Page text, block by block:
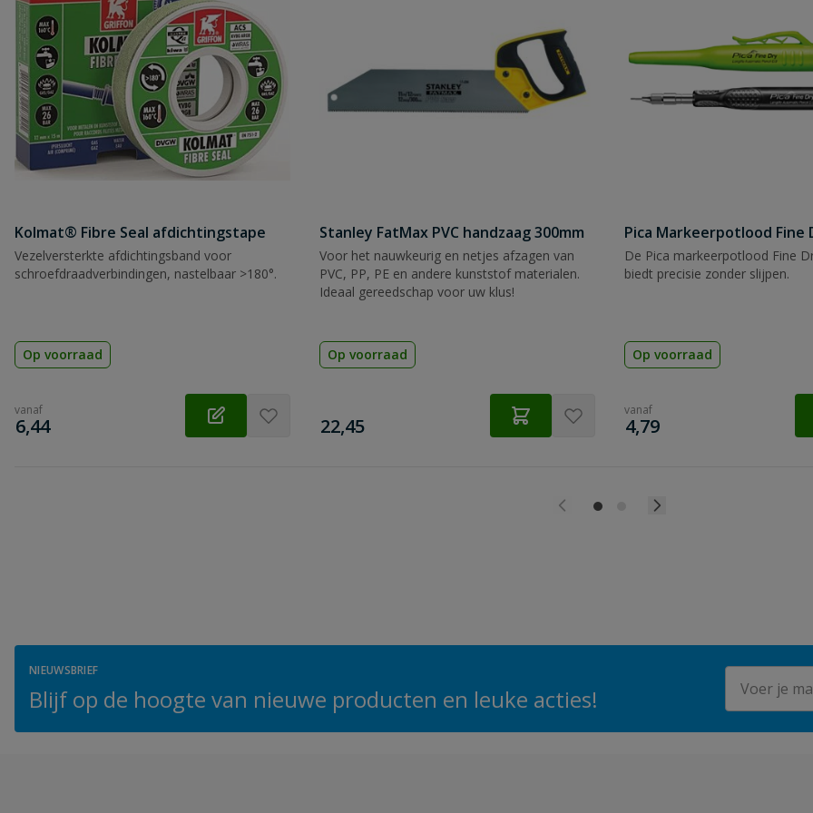
Naam
Samenvatting
Beoordeling
Beoordeling versturen
Kolmat® Fibre Seal afdichtingstape
Vezelversterkte afdichtingsband voor
schroefdraadverbindingen, nastelbaar >180°.
Op voorraad
vanaf
€
6,44
Stanley FatMax PVC handzaag 300mm
Voor het nauwkeurig en netjes afzagen van
PVC, PP, PE en andere kunststof materialen.
Ideaal gereedschap voor uw klus!
Op voorraad
€
22,45
Pica Markeerpotlood Fine
De Pica markeerpotlood Fine
biedt precisie zonder slijpen.
Op voorraad
vanaf
€
4,79
NIEUWSBRIEF
Blijf op de hoogte van nieuwe producten en leuke acties!